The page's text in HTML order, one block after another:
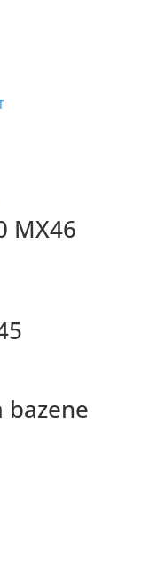
MX46
bazene